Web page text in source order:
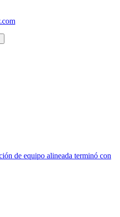
de equipo alineada terminó con